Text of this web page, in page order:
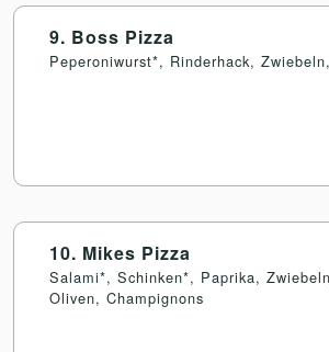
9. Boss Pizza
Peperoniwurst*, Rinderhack,
10. Mikes Pizza
Salami*, Schinken*, Paprika,
Oliven, Champignons